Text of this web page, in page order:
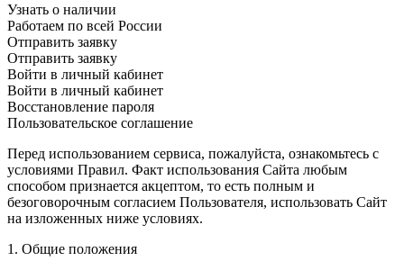
Узнать о наличии
Работаем по всей России
Отправить заявку
Отправить заявку
Войти в личный кабинет
Войти в личный кабинет
Восстановление пароля
Пользовательское соглашение
Перед использованием сервиса, пожалуйста, ознакомьтесь с
условиями Правил. Факт использования Сайта любым
способом признается акцептом, то есть полным и
безоговорочным согласием Пользователя, использовать Сайт
на изложенных ниже условиях.
1. Общие положения